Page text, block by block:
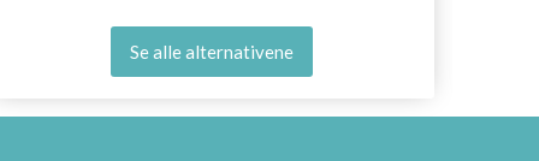
Se alle alternativene